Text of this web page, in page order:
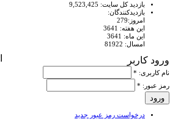
بازديد كل سايت: 9,523,425
بازديدكنندگان:
امروز:279
اين هفته: 3641
اين ماه: 3641
امسال: 81922
ورود کاربر
نام کاربری: *
رمز عبور: *
درخواست رمز عبور جدید